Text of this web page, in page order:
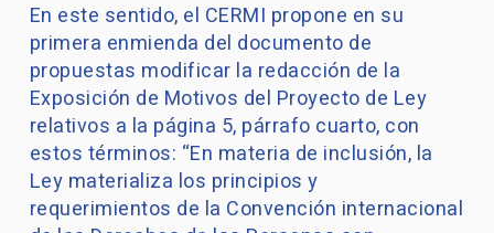
En este sentido, el CERMI propone en su
primera enmienda del documento de
propuestas modificar la redacción de la
Exposición de Motivos del Proyecto de Ley
relativos a la página 5, párrafo cuarto, con
estos términos: “En materia de inclusión, la
Ley materializa los principios y
requerimientos de la Convención internacional